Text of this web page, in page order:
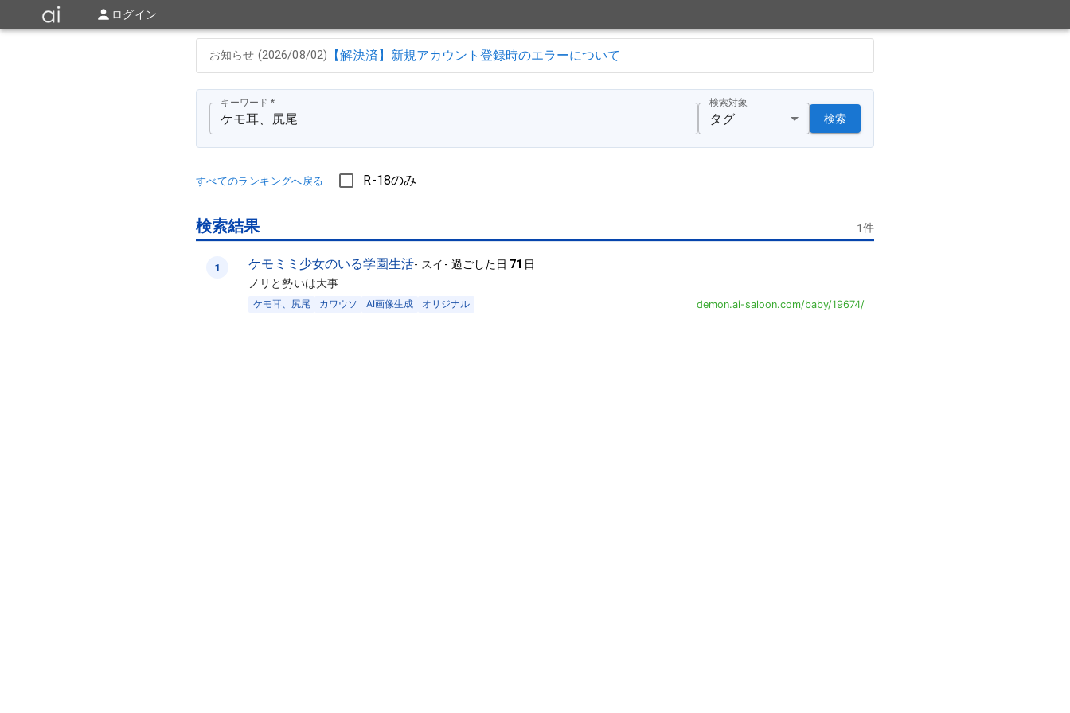
ログイン
お知らせ (2026/08/02) 【解決済】新規アカウント登録時のエラーについて
キーワード * 検索対象
タグ 検索
すべてのランキングへ戻る R-18のみ
検索結果 1件
1 ケモミミ少女のいる学園生活- スイ - 過ごした日 71 日
ノリと勢いは大事
ケモ耳、尻尾 カワウソ AI画像生成 オリジナル demon.ai-saloon.com/baby/19674/